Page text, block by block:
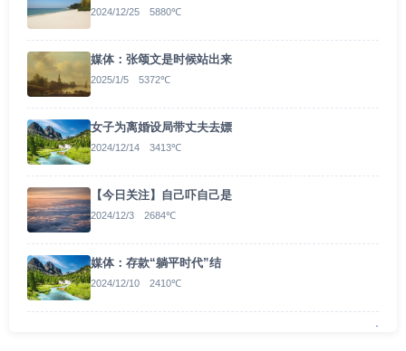
2024/12/25 5880℃
媒体：张颂文是时候站出来
2025/1/5 5372℃
女子为离婚设局带丈夫去嫖
2024/12/14 3413℃
【今日关注】自己吓自己是
2024/12/3 2684℃
媒体：存款“躺平时代”结
2024/12/10 2410℃
.